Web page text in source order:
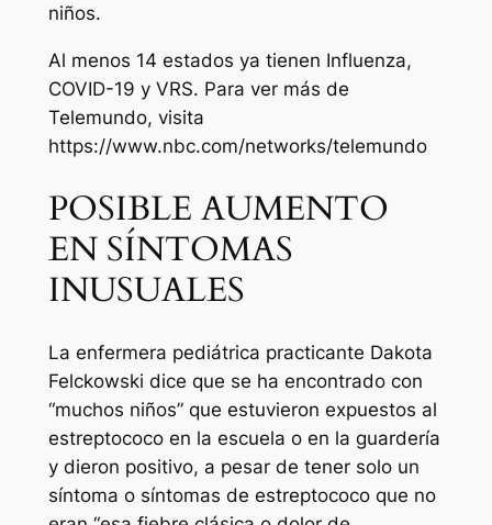
niños.
Al menos 14 estados ya tienen Influenza,
COVID-19 y VRS. Para ver más de
Telemundo, visita
https://www.nbc.com/networks/telemundo
POSIBLE AUMENTO
EN SÍNTOMAS
INUSUALES
La enfermera pediátrica practicante Dakota
Felckowski dice que se ha encontrado con
“muchos niños” que estuvieron expuestos al
estreptococo en la escuela o en la guardería
y dieron positivo, a pesar de tener solo un
síntoma o síntomas de estreptococo que no